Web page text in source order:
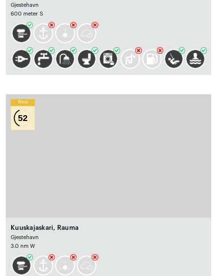
Gjestehavn
600 meter S
Wind
52
Kuuskajaskari, Rauma
Gjestehavn
3.0 nm W